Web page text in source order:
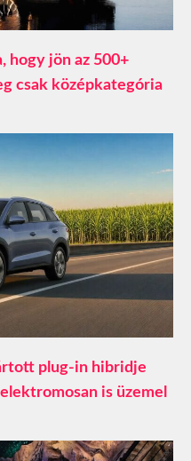
hogy jön az 500+
csak középkategória
plug-in hibridje
is üzemel